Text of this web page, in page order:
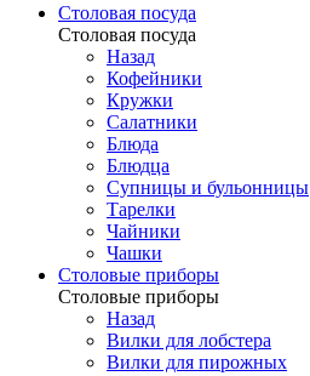
Столовая посуда
Столовая посуда
Назад
Кофейники
Кружки
Салатники
Блюда
Блюдца
Супницы и бульонницы
Тарелки
Чайники
Чашки
Cтоловые приборы
Cтоловые приборы
Назад
Вилки для лобстера
Вилки для пирожных